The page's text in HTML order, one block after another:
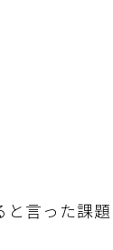
と言った課